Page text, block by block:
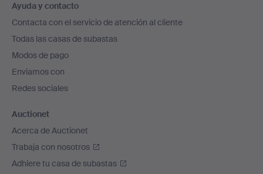
en
el
pie
de
página
Ayuda y contacto
Contacta con el servicio de atención al cliente
Todas las casas de subastas
Modos de pago
Enviamos con
Redes sociales
Auctionet
Acerca de Auctionet
Trabaja con nosotros
Adhiere tu casa de subastas